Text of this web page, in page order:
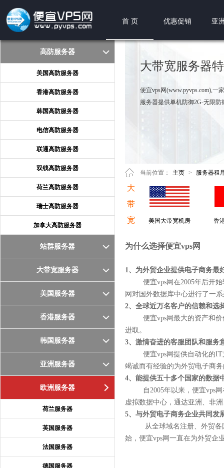
首 页 优惠促销 亚
高防服务器
美国高防服务器
香港高防服务器
韩国高防服务器
电信高防服务器
联通高防服务器
双线高防服务器
荷兰高防服务器
瑞士高防服务器
加拿大高防服务器
站群服务器
大带宽服务器
美国服务器
香港服务器
韩国服务器
亚洲服务器
欧洲服务器
荷兰服务器
英国服务器
法国服务器
德国服务器
大带宽服务器
便宜vps网(www.pyvps.com),一
服务器提供单机防御2G-无限防
当前位置： 主页 > 服务器租
大
带
宽
美国大带宽机房 香
为什么选择便宜vps网
1、为外贸企业提供电子商务最
便宜vps网在2005年后开始转
网对国外数据库中心进行了一
2、全球近万名客户的信赖和选
便宜vps网最大的资产和价值
进取。
3、激情奋进的客服团队和服务
便宜vps网提供自动化的IT支
竭诚而有经验的为外贸电子商
4、能提供五十多个国家的数据
自2005年以来，便宜vps网在
虚拟数据中心，通达亚洲、非
5、与外贸电子商务企业共同发
从全球域名注册、外贸各国
始，便宜vps网一直在为外贸企